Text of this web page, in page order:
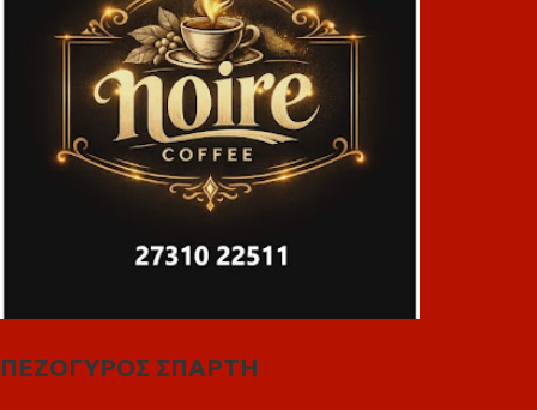
ΠΕΖΟΓΥΡΟΣ ΣΠΑΡΤΗ